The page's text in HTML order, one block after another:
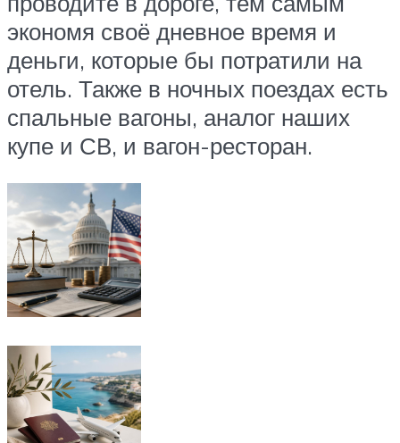
экономя своё дневное время и
деньги, которые бы потратили на
отель. Также в ночных поездах есть
спальные вагоны, аналог наших
купе и СВ, и вагон-ресторан.